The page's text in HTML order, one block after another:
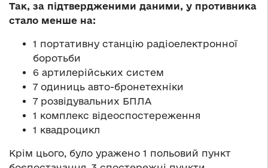
Так, за підтвердженими даними, у противника
стало менше на:
1 портативну станцію радіоелектронної
боротьби
6 артилерійських систем
7 одиниць авто-бронетехніки
7 розвідувальних БПЛА
1 комплекс відеоспостереження
1 квадроцикл
Крім цього, було уражено 1 польовий пункт